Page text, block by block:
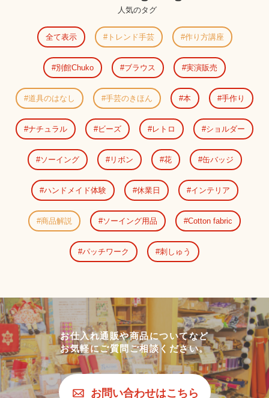
人気のタグ
全て表示 トレンド手芸 作り方講座
別館Chuko ブラウス 実演販売
道具のはなし 手芸のきほん 本 手作り
ナチュラル ビーズ レトロ ショルダー
ソーイング リボン 花 缶バッジ
ハンドメイド体験 休業日 インテリア
商品解説 ソーイング用品 Cotton fabric
パッチワーク 刺しゅう
お仕入れ通販や商品についてなど
お気軽にご質問ご相談ください。
お問い合わせはこちら